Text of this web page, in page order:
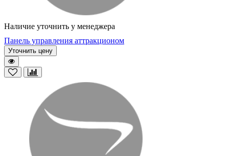
Наличие уточнить у менеджера
Панель управления аттракционом
Уточнить цену